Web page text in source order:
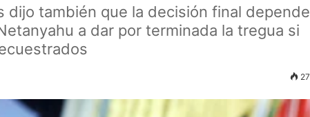
dijo también que la decisión final depende
a dar por terminada la tregua si
27